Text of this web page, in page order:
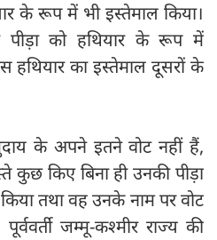
के रूप में भी इस्तेमाल किया।
पीड़ा को हथियार के रूप में
हथियार का इस्तेमाल दूसरों के
के अपने इतने वोट नहीं हैं,
कुछ किए बिना ही उनकी पीड़ा
तथा वह उनके नाम पर वोट
जम्मू-कश्मीर राज्य की